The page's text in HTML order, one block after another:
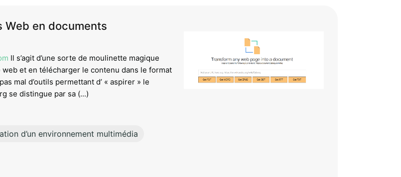
Web en documents
Il s’agit d’une sorte de moulinette magique
web et en télécharger le contenu dans le format
mal d’outils permettant d’ « aspirer » le
se distingue par sa (...)
d’un environnement multimédia